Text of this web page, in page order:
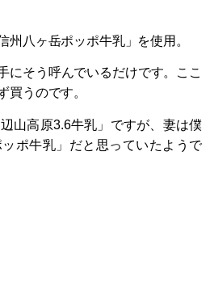
州八ヶ岳ポッポ牛乳」を使用。
にそう呼んでいるだけです。ここ
買うのです。
山高原3.6牛乳」ですが、妻は僕
ポ牛乳」だと思っていたようで